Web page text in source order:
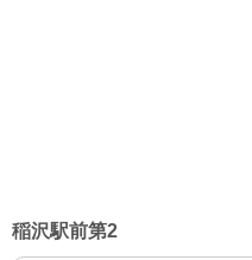
稲沢駅前第2